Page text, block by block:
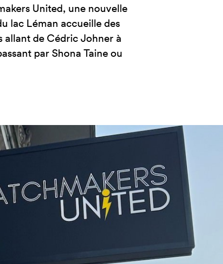
United, une nouvelle
lac Léman accueille des
allant de Cédric Johner à
par Shona Taine ou